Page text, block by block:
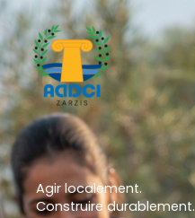
Aller
au
contenu
Agir localement.
Construire durablement.